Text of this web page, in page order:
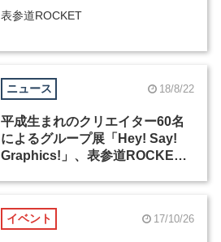
表参道ROCKET
ニュース 18/8/22
平成生まれのクリエイター60名
によるグループ展「Hey! Say!
Graphics!」、表参道ROCKET
イベント 17/10/26